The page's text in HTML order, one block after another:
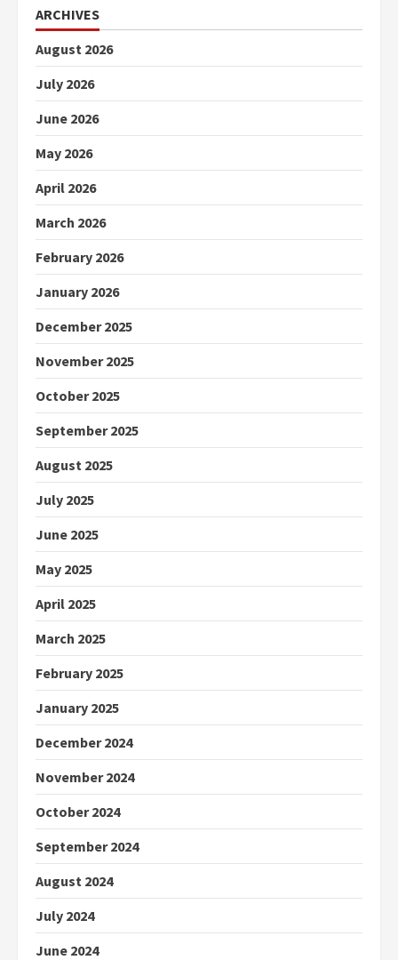
ARCHIVES
August 2026
July 2026
June 2026
May 2026
April 2026
March 2026
February 2026
January 2026
December 2025
November 2025
October 2025
September 2025
August 2025
July 2025
June 2025
May 2025
April 2025
March 2025
February 2025
January 2025
December 2024
November 2024
October 2024
September 2024
August 2024
July 2024
June 2024